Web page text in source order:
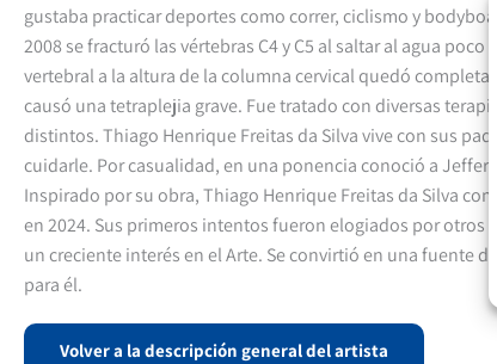
gustaba practicar deportes como correr, ciclismo y
2008 se fracturó las vértebras C4 y C5 al saltar al agua poco
vertebral a la altura de la columna cervical quedó
causó una tetraplejia grave. Fue tratado con diversas
distintos. Thiago Henrique Freitas da Silva vive con sus
cuidarle. Por casualidad, en una ponencia conoció a
Inspirado por su obra, Thiago Henrique Freitas da Silva
en 2024. Sus primeros intentos fueron elogiados por otros
un creciente interés en el Arte. Se convirtió en una fuente
para él.
Volver a la descripción general del artista